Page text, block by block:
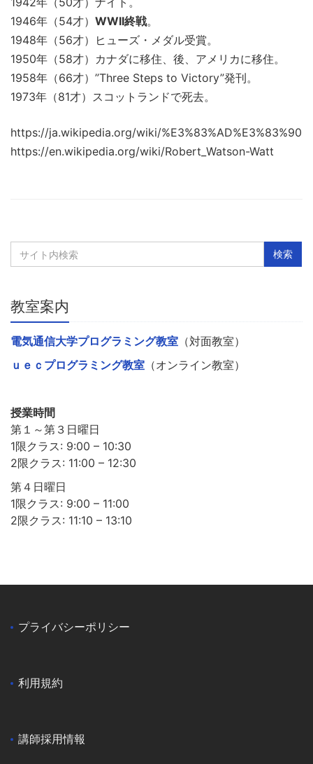
1946年（54才） WWII終戦。
1948年（56才）ヒューズ・メダル受賞。
1950年（58才）カナダに移住、後、アメリカに移住。
1958年（66才）”Three Steps to Victory”発刊。
1973年（81才）スコットランドで死去。
https://ja.wikipedia.org/wiki/
https://en.wikipedia.org/wiki/Robert_Watson-Watt
教室案内
電気通信大学プログラミング教室 （対面教室）
ｕｅｃプログラミング教室 （オンライン教室）
授業時間
第１～第３日曜日
1限クラス: 9:00 – 10:30
2限クラス: 11:00 – 12:30
第４日曜日
1限クラス: 9:00 – 11:00
2限クラス: 11:10 – 13:10
プライバシーポリシー
利用規約
講師採用情報